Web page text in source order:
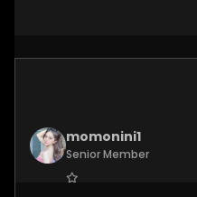
momonini1
Senior Member